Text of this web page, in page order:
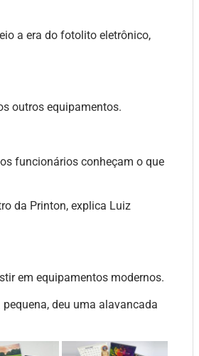
a era do fotolito eletrônico,
outros equipamentos.
funcionários conheçam o que
da Printon, explica Luiz
em equipamentos modernos.
deu uma alavancada